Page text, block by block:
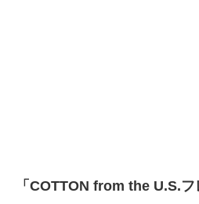
エネルギーの専門メディア
「COTTON from the U.S.